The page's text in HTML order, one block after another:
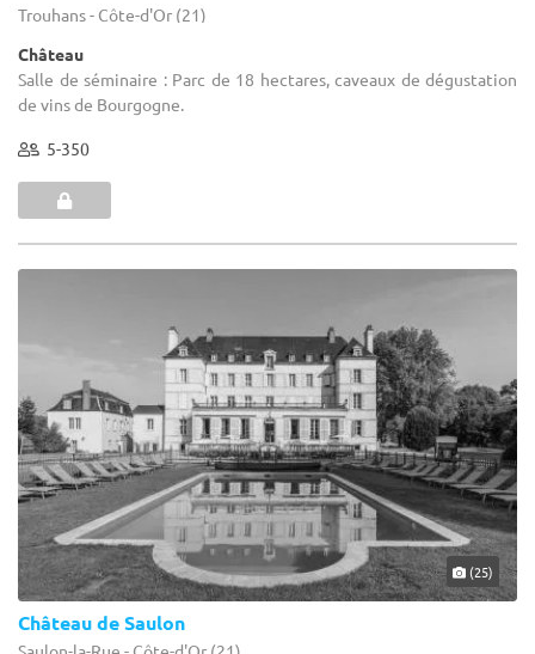
Trouhans - Côte-d'Or (21)
Château
Salle de séminaire : Parc de 18 hectares, caveaux de dégustation
de vins de Bourgogne.
5-350
(25)
Château de Saulon